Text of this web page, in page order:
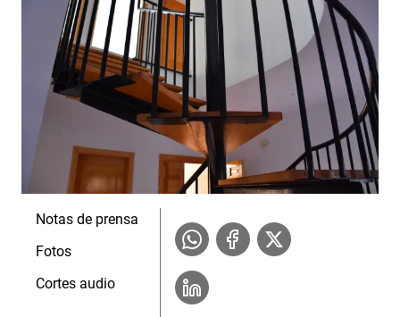
Notas de prensa
Fotos
Cortes audio